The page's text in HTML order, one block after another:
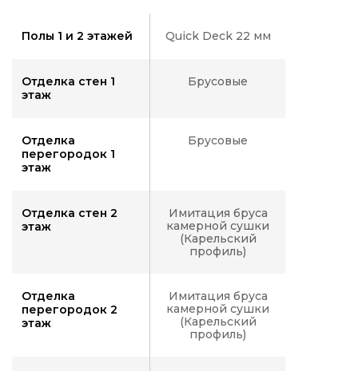
Полы 1 и 2 этажей Quick Deck 22 мм
Отделка стен 1
этаж
Брусовые
Отделка
перегородок 1
этаж
Брусовые
Отделка стен 2
этаж
Имитация бруса
камерной сушки
(Карельский
профиль)
Отделка
перегородок 2
этаж
Имитация бруса
камерной сушки
(Карельский
профиль)